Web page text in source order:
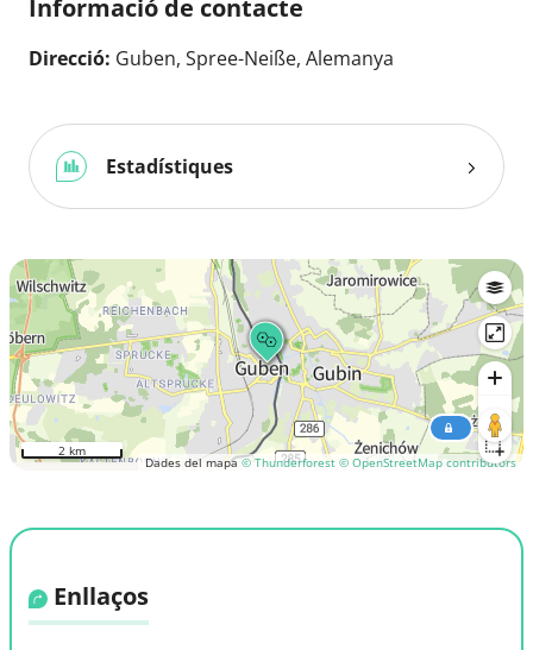
Informació de contacte
Direcció: Guben, Spree-Neiße, Alemanya
Estadístiques
Dades del mapa© Thunderforest © OpenStreetMap contributors
2 km
Enllaços